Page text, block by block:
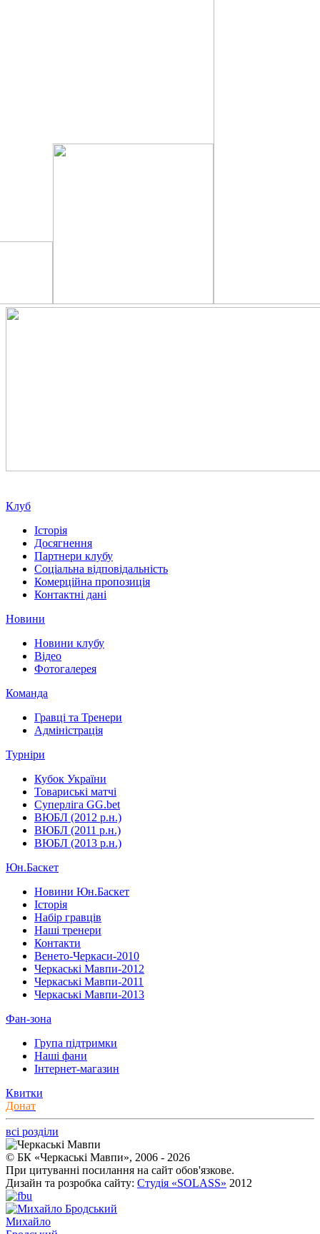
Клуб
Історія
Досягнення
Партнери клубу
Соціальна відповідальність
Комерційна пропозиція
Контактні дані
Новини
Новини клубу
Відео
Фотогалерея
Команда
Гравці та Тренери
Адміністрація
Турніри
Кубок України
Товариські матчі
Суперліга GG.bet
ВЮБЛ (2012 р.н.)
ВЮБЛ (2011 р.н.)
ВЮБЛ (2013 р.н.)
Юн.Баскет
Новини Юн.Баскет
Історія
Набір гравців
Наші тренери
Контакти
Венето-Черкаси-2010
Черкаські Мавпи-2012
Черкаські Мавпи-2011
Черкаські Мавпи-2013
Фан-зона
Група підтримки
Наші фани
Інтернет-магазин
Квитки
Донат
всі розділи
© БК «Черкаські Мавпи», 2006 - 2026
При цитуванні посилання на сайт обов'язкове.
Дизайн та розробка сайту: Студія «SOLASS» 2012
Михайло